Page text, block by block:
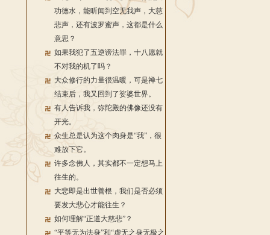
功德水，能听闻到空无我声，大慈
悲声，还有波罗蜜声，这都是什么
意思？
如果我犯了五逆谤法罪，十八愿就
不对我的机了吗？
大众修行的力量很温暖，可是禅七
结束后，我又回到了娑婆世界。
有人告诉我，弥陀殿的佛像还没有
开光。
众生总是认为这个肉身是“我”，很
难放下它。
许多念佛人，其实都不一定想马上
往生的。
大悲即是出世善根，我们是否必须
要发大悲心才能往生？
如何理解“正道大慈悲”？
“平等无为法身”和“虚无之身无极之